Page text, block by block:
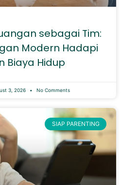
sebagai Tim:
Modern Hadapi
Biaya Hidup
3, 2026 No Comments
SIAP PARENTING